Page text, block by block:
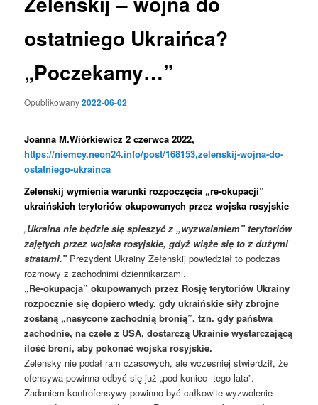
ostatniego Ukraińca?
„Poczekamy…”
Opublikowany2022-06-02
Joanna M.Wiórkiewicz 2 czerwca 2022,
https://niemcy.neon24.info/post/168153,zelenskij-wojna-do-
ostatniego-ukrainca
Zelenskij wymienia warunki rozpoczęcia „re-okupacji”
ukraińskich terytoriów okupowanych przez wojska rosyjskie
„Ukraina nie będzie się spieszyć z „wyzwalaniem” terytoriów
zajętych przez wojska rosyjskie, gdyż wiąże się to z dużymi
stratami.” Prezydent Ukrainy Zełenskij powiedział to podczas
rozmowy z zachodnimi dziennikarzami.
„Re-okupacja” okupowanych przez Rosję terytoriów Ukrainy
rozpocznie się dopiero wtedy, gdy ukraińskie siły zbrojne
zostaną „nasycone zachodnią bronią”, tzn. gdy państwa
zachodnie, na czele z USA, dostarczą Ukrainie wystarczającą
ilość broni, aby pokonać wojska rosyjskie.
Zelensky nie podał ram czasowych, ale wcześniej stwierdził, że
ofensywa powinna odbyć się już „pod koniec tego lata”.
Zadaniem kontrofensywy powinno być całkowite wyzwolenie